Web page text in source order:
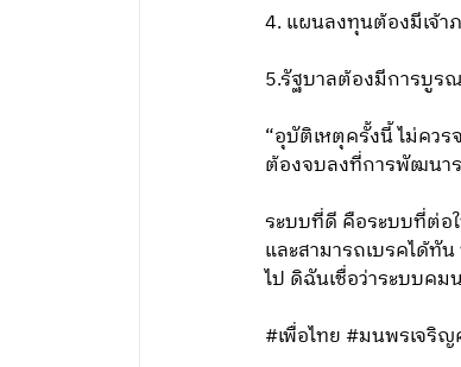
4. แผนลงทุนต้องมีเจ้า
5.รัฐบาลต้องมีการบูร
“อุบัติเหตุครั้งนี้ ไม่คว
ต้องจบลงที่การพัฒนาร
ระบบที่ดี คือระบบที่ต่อ
และสามารถเบรคได้ทั
ไป ดิฉันเชื่อว่าระบบค
#เพื่อไทย #มนพรเจริ